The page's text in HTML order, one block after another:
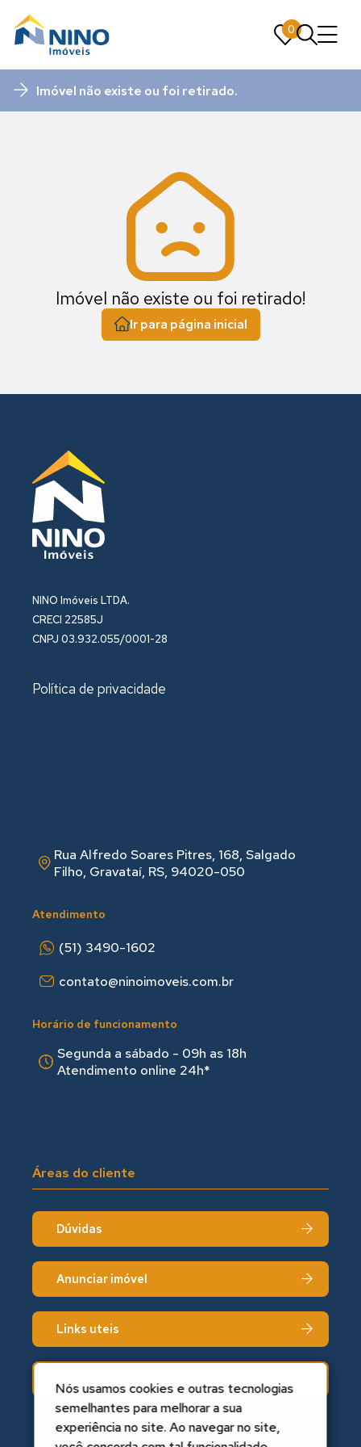
0
0
Imóvel não existe ou foi retirado.
Imóvel não existe ou foi retirado!
Ir para página inicial
NINO Imóveis LTDA.
CRECI 22585J
CNPJ 03.932.055/0001-28
Política de privacidade
Rua Alfredo Soares Pitres, 168, Salgado
Filho, Gravataí, RS, 94020-050
Atendimento
(51) 3490-1602
contato@ninoimoveis.com.br
Horário de funcionamento
Segunda a sábado - 09h as 18hㅤㅤ
Atendimento online 24h*
Áreas do cliente
Dúvidas
Anunciar imóvel
Links uteis
Nós usamos cookies e outras tecnologias
semelhantes para melhorar a sua
experiência no site. Ao navegar no site,